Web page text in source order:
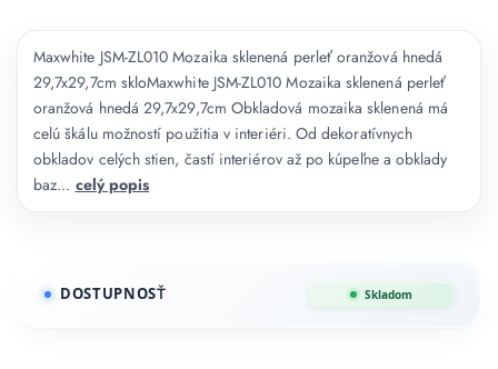
Maxwhite JSM-ZL010 Mozaika sklenená perleť oranžová hnedá
29,7x29,7cm skloMaxwhite JSM-ZL010 Mozaika sklenená perleť
oranžová hnedá 29,7x29,7cm Obkladová mozaika sklenená má
celú škálu možností použitia v interiéri. Od dekoratívnych
obkladov celých stien, častí interiérov až po kúpeľne a obklady
baz... celý popis
DOSTUPNOSŤ Skladom